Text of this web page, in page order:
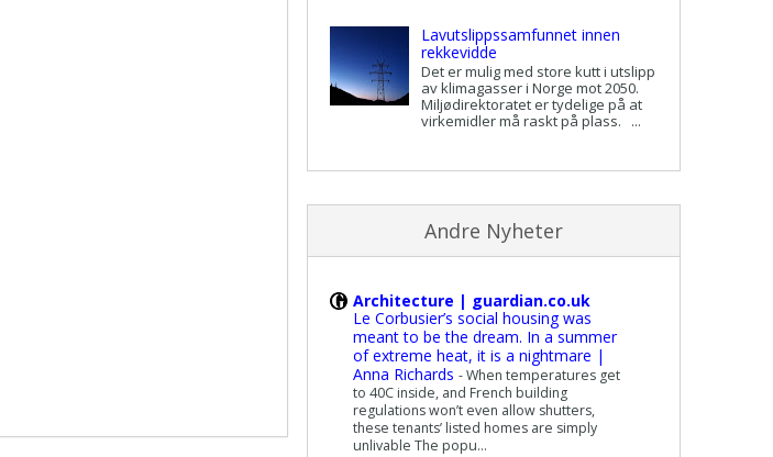
Lavutslippssamfunnet innen
rekkevidde
Det er mulig med store kutt i utslipp
av klimagasser i Norge mot 2050.
Miljødirektoratet er tydelige på at
virkemidler må raskt på plass. ...
Andre Nyheter
Architecture | guardian.co.uk
Le Corbusier’s social housing was
meant to be the dream. In a summer
of extreme heat, it is a nightmare |
Anna Richards -When temperatures get
to 40C inside, and French building
regulations won’t even allow shutters,
these tenants’ listed homes are simply
unlivable The popu...